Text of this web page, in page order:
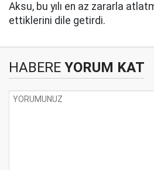
Aksu, bu yılı en az zararla
ettiklerini dile getirdi.
HABERE YORUM KAT